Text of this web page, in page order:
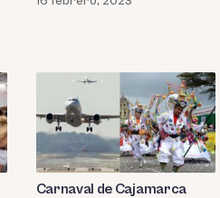
Carnaval de Cajamarca